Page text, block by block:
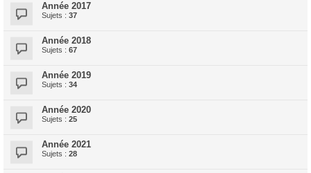
Année 2017
Sujets : 37
Année 2018
Sujets : 67
Année 2019
Sujets : 34
Année 2020
Sujets : 25
Année 2021
Sujets : 28